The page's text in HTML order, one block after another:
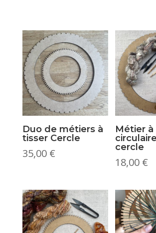
Duo de métiers à
tisser Cercle
35,00 €
Métier
cercle
18,00 €